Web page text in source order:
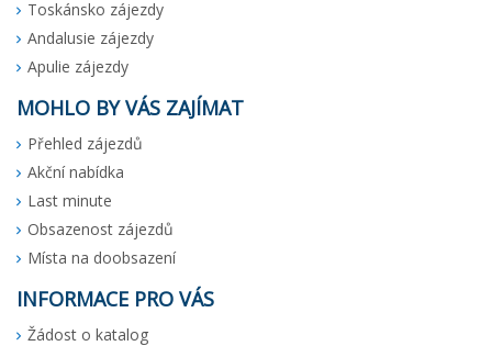
Toskánsko zájezdy
Andalusie zájezdy
Apulie zájezdy
MOHLO BY VÁS ZAJÍMAT
Přehled zájezdů
Akční nabídka
Last minute
Obsazenost zájezdů
Místa na doobsazení
INFORMACE PRO VÁS
Žádost o katalog